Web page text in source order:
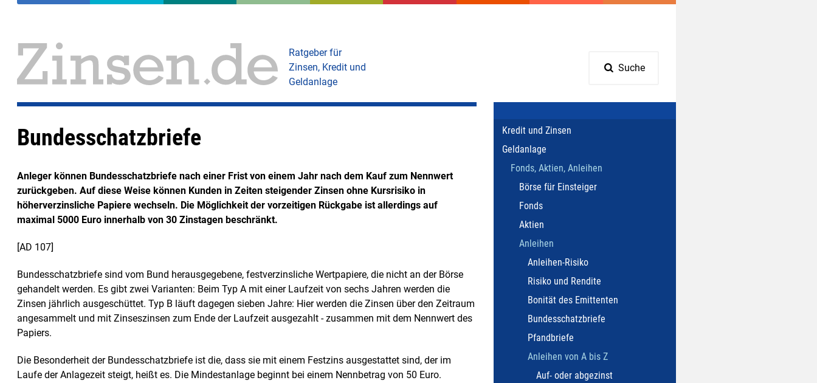
Ratgeber für
Zinsen, Kredit und
Geldanlage
Suche
Bundesschatzbriefe
Anleger können Bundesschatzbriefe nach einer Frist von einem Jahr nach dem Kauf zum Nennwert
zurückgeben. Auf diese Weise können Kunden in Zeiten steigender Zinsen ohne Kursrisiko in
höherverzinsliche Papiere wechseln. Die Möglichkeit der vorzeitigen Rückgabe ist allerdings auf
maximal 5000 Euro innerhalb von 30 Zinstagen beschränkt.
[AD 107]
Bundesschatzbriefe sind vom Bund herausgegebene, festverzinsliche Wertpapiere, die nicht an der Börse
gehandelt werden. Es gibt zwei Varianten: Beim Typ A mit einer Laufzeit von sechs Jahren werden die
Zinsen jährlich ausgeschüttet. Typ B läuft dagegen sieben Jahre: Hier werden die Zinsen über den Zeitraum
angesammelt und mit Zinseszinsen zum Ende der Laufzeit ausgezahlt - zusammen mit dem Nennwert des
Papiers.
Die Besonderheit der Bundesschatzbriefe ist die, dass sie mit einem Festzins ausgestattet sind, der im
Laufe der Anlagezeit steigt, heißt es. Die Mindestanlage beginnt bei einem Nennbetrag von 50 Euro.
Kredit und Zinsen
Geldanlage
Fonds, Aktien, Anleihen
Börse für Einsteiger
Fonds
Aktien
Anleihen
Anleihen-Risiko
Risiko und Rendite
Bonität des Emittenten
Bundesschatzbriefe
Pfandbriefe
Anleihen von A bis Z
Auf- oder abgezinst